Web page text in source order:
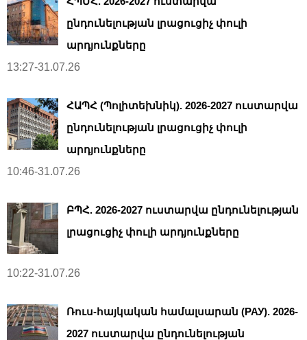
ընդունելության լրացուցիչ փուլի
արդյունքները
13:27-31.07.26
ՀԱՊՀ (Պոլիտեխնիկ). 2026-2027 ուստարվա
ընդունելության լրացուցիչ փուլի
արդյունքները
10:46-31.07.26
ԲՊՀ. 2026-2027 ուստարվա ընդունելության
լրացուցիչ փուլի արդյունքները
10:22-31.07.26
Ռուս-հայկական համալսարան (РАУ). 2026-
2027 ուստարվա ընդունելության